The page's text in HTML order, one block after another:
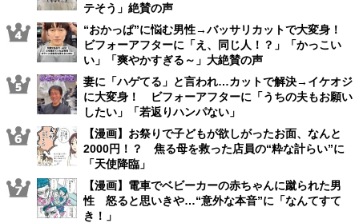
テそう」絶賛の声
“おかっぱ”に悩む男性→バッサリカットで大変身！
ビフォーアフターに「え、同じ人！？」「かっこい
い」「爽やかすぎる～」大絶賛の声
妻に「ハゲてる」と言われ…カットで解決→イケオジ
に大変身！ ビフォーアフターに「うちの夫もお願い
したい」「若返りハンパない」
【漫画】お祭りで子どもが欲しがったお面、なんと
2000円！？ 焦る母を救った店員の“粋な計らい”に
「天使降臨」
【漫画】電車でベビーカーの赤ちゃんに蹴られた男
性 怒ると思いきや…“意外な本音”に「なんてすて
き！」